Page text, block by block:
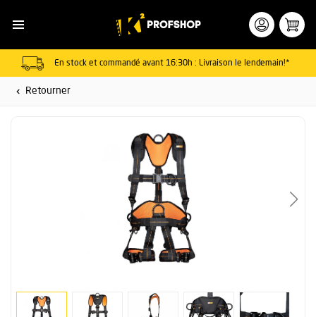
En stock et commandé avant 16:30h : Livraison le lendemain!*
Retourner